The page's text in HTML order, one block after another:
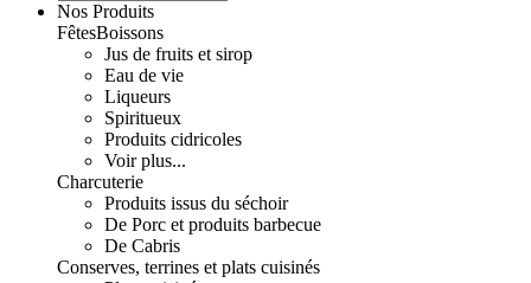
Nos Produits
FêtesBoissons
Jus de fruits et sirop
Eau de vie
Liqueurs
Spiritueux
Produits cidricoles
Voir plus...
Charcuterie
Produits issus du séchoir
De Porc et produits barbecue
De Cabris
Conserves, terrines et plats cuisinés